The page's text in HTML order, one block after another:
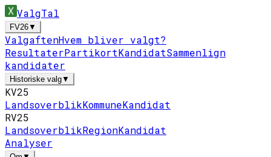
ValgTal
FV26▼
ValgaftenHvem bliver valgt?
ResultaterPartikortKandidatSammenlign
kandidater
Historiske valg▼
KV25
LandsoverblikKommuneKandidat
RV25
LandsoverblikRegionKandidat
Analyser